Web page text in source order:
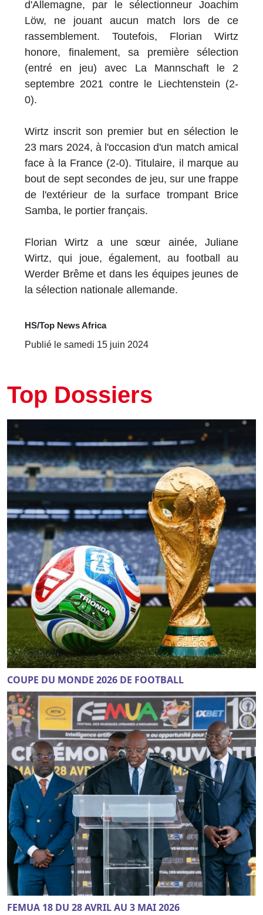
d'Allemagne, par le sélectionneur Joachim
Löw, ne jouant aucun match lors de ce
rassemblement. Toutefois, Florian Wirtz
honore, finalement, sa première sélection
(entré en jeu) avec La Mannschaft le 2
septembre 2021 contre le Liechtenstein (2-
0).
Wirtz inscrit son premier but en sélection le
23 mars 2024, à l'occasion d'un match amical
face à la France (2-0). Titulaire, il marque au
bout de sept secondes de jeu, sur une frappe
de l'extérieur de la surface trompant Brice
Samba, le portier français.
Florian Wirtz a une sœur ainée, Juliane
Wirtz, qui joue, également, au football au
Werder Brême et dans les équipes jeunes de
la sélection nationale allemande.
HS/Top News Africa
Publié le samedi 15 juin 2024
Top Dossiers
COUPE DU MONDE 2026 DE FOOTBALL
FEMUA 18 DU 28 AVRIL AU 3 MAI 2026